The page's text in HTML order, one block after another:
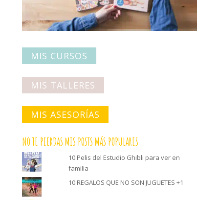
MIS CURSOS
MIS TALLERES
MIS ASESORÍAS
NO TE PIERDAS MIS POSTS MÁS POPULARES
10 Pelis del Estudio Ghibli para ver en
familia
10 REGALOS QUE NO SON JUGUETES +1